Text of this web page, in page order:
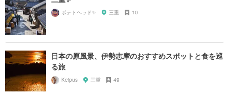
ポテトヘッド✨ 三重 10
日本の原風景、伊勢志摩のおすすめスポットと食を巡
る旅
Keipus 三重 49